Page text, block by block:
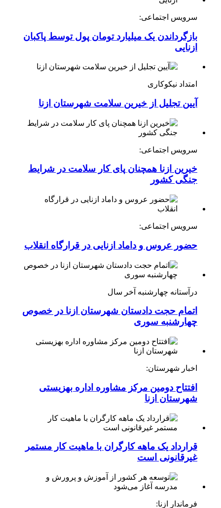
سرویس اجتماعی:
بازگرداندن یک میلیارد تومان پول توسط پاکبان
ازنایی
امتداد نیکوکاری
آیین تجلیل از خیرین سلامت شهرستان ازنا
سرویس اجتماعی:
خیرین ازنا همچنان پای کار سلامت در شرایط
جنگی کشور
سرویس اجتماعی:
حضور عروس و داماد ازنایی در قرارگاه انقلاب
درآستانه چهارشنبه آخر سال
اتمام حجت دادستان شهرستان ازنا در خصوص
چهارشنبه ‌سوری
اخبار شهرستان:
افتتاح دومین مرکز مشاوره اداره بهزیستی
شهرستان ازنا
قرارداد یک ماهه کارگران با ماهیت کار مستمر
غیرقانونی است
فرماندار ازنا: